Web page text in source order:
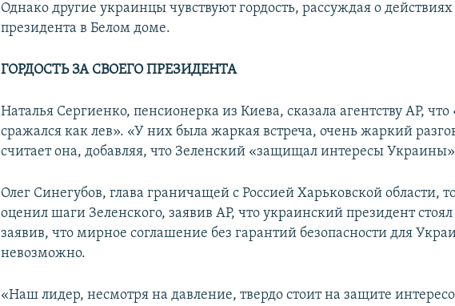
Однако другие украинцы чувствуют гордость, рассуждая о
президента в Белом доме.
ГОРДОСТЬ ЗА СВОЕГО ПРЕЗИДЕНТА
Наталья Сергиенко, пенсионерка из Киева, сказала агентству AP,
сражался как лев». «У них была жаркая встреча, очень жаркий
считает она, добавляя, что Зеленский «защищал интересы
Олег Синегубов, глава граничащей с Россией Харьковской области,
оценил шаги Зеленского, заявив AP, что украинский президент
заявив, что мирное соглашение без гарантий безопасности для
невозможно.
«Наш лидер, несмотря на давление, твердо стоит на защите